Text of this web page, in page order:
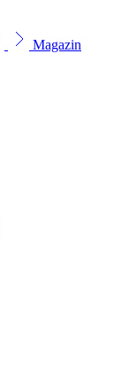
Magazin